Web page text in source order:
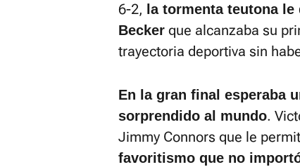
6-2, la tormenta teutona
Becker que alcanzaba su
trayectoria deportiva sin
En la gran final esperaba
sorprendido al mundo.
Jimmy Connors que le
favoritismo que no